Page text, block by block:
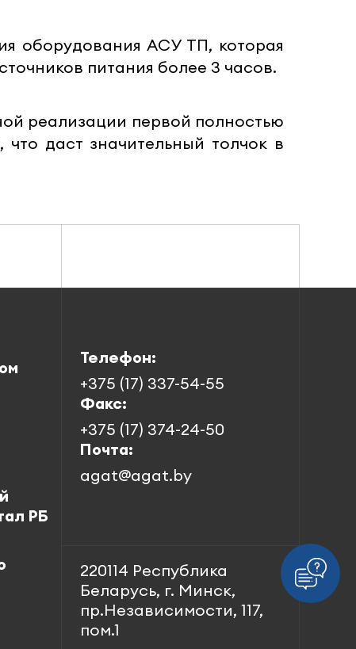
оборудования АСУ ТП, которая
питания более 3 часов.
реализации первой полностью
даст значительный толчок в
РБ
Телефон:
+375 (17) 337-54-55
Факс:
+375 (17) 374-24-50
Почта:
agat@agat.by
220114 Республика
Беларусь, г. Минск,
пр.Независимости, 117,
пом.1